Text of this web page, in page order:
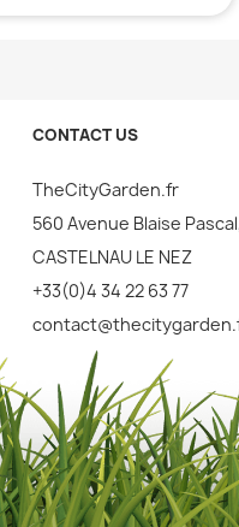
CONTACT US
TheCityGarden.fr
560 Avenue Blaise
CASTELNAU LE NEZ
+33(0)4 34 22 63 77